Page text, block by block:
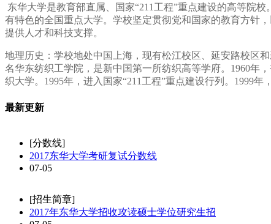
东华大学是教育部直属、国家“211工程”重点建设的高等院
有特色的全国重点大学。学校坚定贯彻党和国家的教育方针
提供人才和科技支撑。
地理历史：学校地处中国上海，现有松江校区、延安路校区
名华东纺织工学院，是新中国第一所纺织高等学府。1960年
织大学。1995年，进入国家“211工程”重点建设行列。1999年
最新更新
[分数线]
2017东华大学考研复试分数线
07-05
[招生简章]
2017年东华大学招收攻读硕士学位研究生招